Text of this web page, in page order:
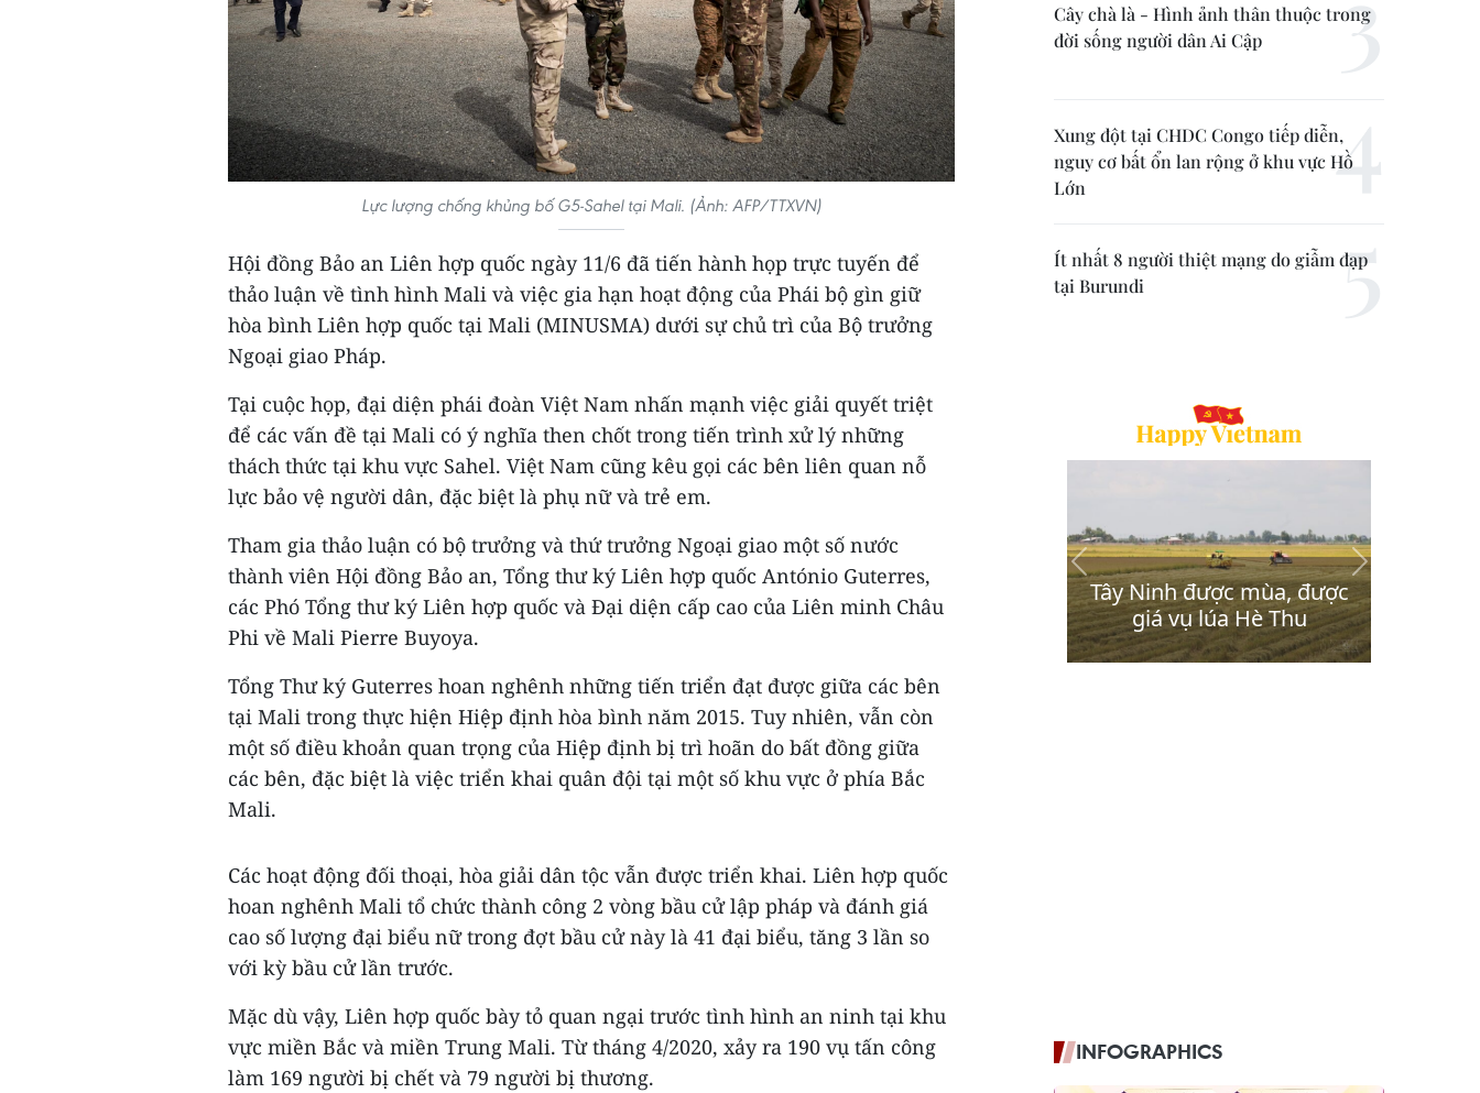
Lực lượng chống khủng bố G5-Sahel tại Mali. (Ảnh: AFP/TTXVN)
Hội đồng Bảo an Liên hợp quốc ngày 11/6 đã tiến hành họp trực tuyến để
thảo luận về tình hình Mali và việc gia hạn hoạt động của Phái bộ gìn giữ
hòa bình Liên hợp quốc tại Mali (MINUSMA) dưới sự chủ trì của Bộ trưởng
Ngoại giao Pháp.
Tại cuộc họp, đại diện phái đoàn Việt Nam nhấn mạnh việc giải quyết triệt
để các vấn đề tại Mali có ý nghĩa then chốt trong tiến trình xử lý những
thách thức tại khu vực Sahel. Việt Nam cũng kêu gọi các bên liên quan nỗ
lực bảo vệ người dân, đặc biệt là phụ nữ và trẻ em.
Tham gia thảo luận có bộ trưởng và thứ trưởng Ngoại giao một số nước
thành viên Hội đồng Bảo an, Tổng thư ký Liên hợp quốc António Guterres,
các Phó Tổng thư ký Liên hợp quốc và Đại diện cấp cao của Liên minh Châu
Phi về Mali Pierre Buyoya.
Tổng Thư ký Guterres hoan nghênh những tiến triển đạt được giữa các bên
tại Mali trong thực hiện Hiệp định hòa bình năm 2015. Tuy nhiên, vẫn còn
một số điều khoản quan trọng của Hiệp định bị trì hoãn do bất đồng giữa
các bên, đặc biệt là việc triển khai quân đội tại một số khu vực ở phía Bắc
Mali.
Các hoạt động đối thoại, hòa giải dân tộc vẫn được triển khai. Liên hợp quốc
hoan nghênh Mali tổ chức thành công 2 vòng bầu cử lập pháp và đánh giá
cao số lượng đại biểu nữ trong đợt bầu cử này là 41 đại biểu, tăng 3 lần so
với kỳ bầu cử lần trước.
Mặc dù vậy, Liên hợp quốc bày tỏ quan ngại trước tình hình an ninh tại khu
vực miền Bắc và miền Trung Mali. Từ tháng 4/2020, xảy ra 190 vụ tấn công
làm 169 người bị chết và 79 người bị thương.
Cây chà là - Hình ảnh thân thuộc trong
đời sống người dân Ai Cập
Xung đột tại CHDC Congo tiếp diễn,
nguy cơ bất ổn lan rộng ở khu vực Hồ
Lớn
Ít nhất 8 người thiệt mạng do giẫm đạp
tại Burundi
INFOGRAPHICS